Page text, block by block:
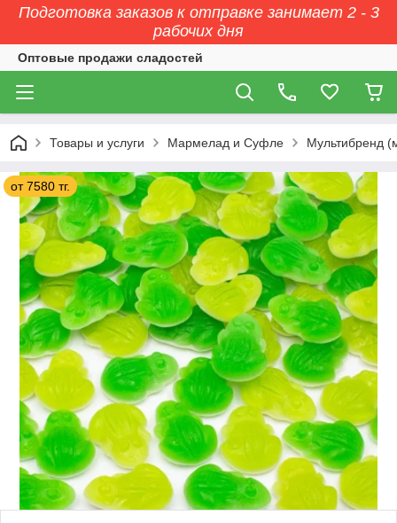
Подготовка заказов к отправке занимает 2 - 3
рабочих дня
Оптовые продажи сладостей
Товары и услуги Мармелад и Суфле Мультибренд
от 7580 тг.